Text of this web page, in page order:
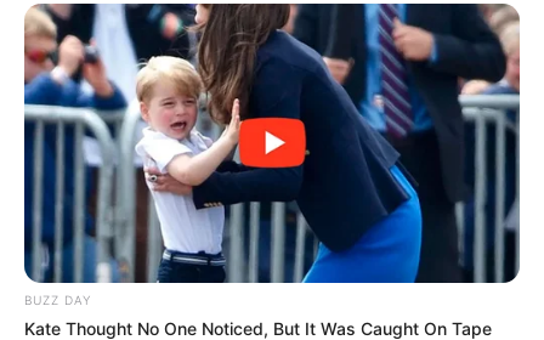
BUZZ DAY
Kate Thought No One Noticed, But It Was Caught On Tape